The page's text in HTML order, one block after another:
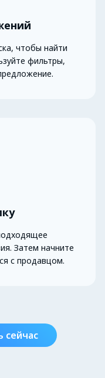
чтобы найти
фильтры,
Затем начните
с продавцом.
сейчас